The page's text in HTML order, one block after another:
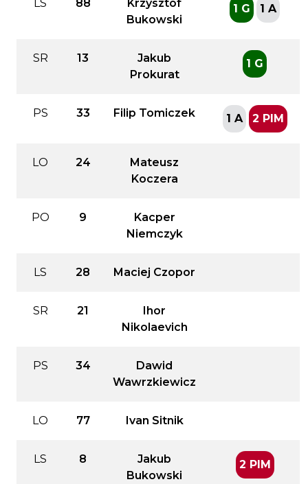
LS 88
Krzysztof
Bukowski
1 G 1 A
SR 13
Jakub
Prokurat
1 G
PS 33 Filip Tomiczek 1 A 2 PIM
LO 24
Mateusz
Koczera
PO 9
Kacper
Niemczyk
LS 28 Maciej Czopor
SR 21
Ihor
Nikolaevich
PS 34
Dawid
Wawrzkiewicz
LO 77 Ivan Sitnik
LS 8
Jakub
Bukowski
2 PIM